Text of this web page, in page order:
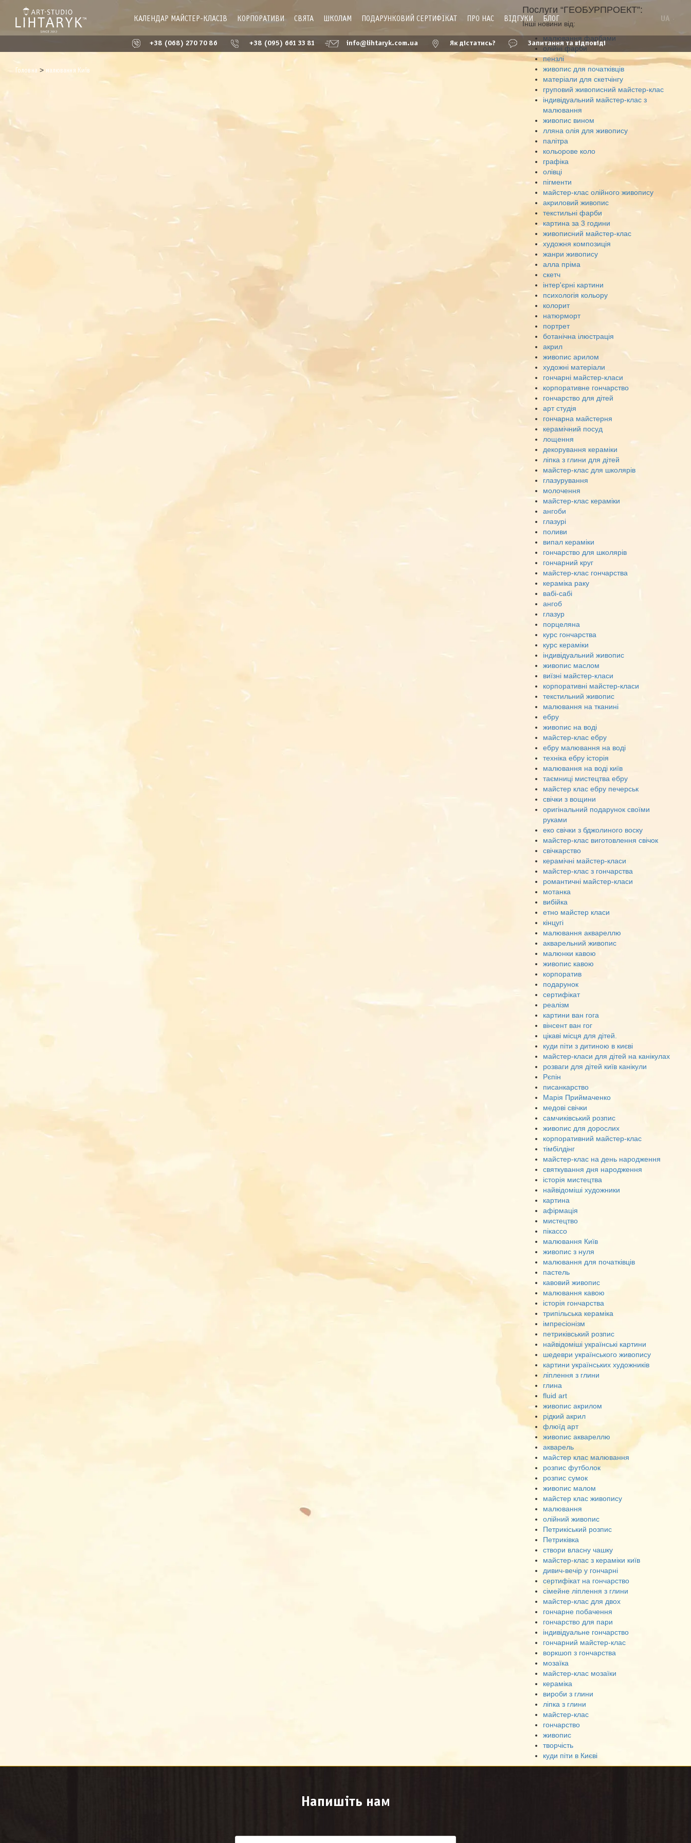
КАЛЕНДАР МАЙСТЕР-КЛАСІВ КОРПОРАТИВИ СВЯТА ШКОЛАМ ПОДАРУНКОВИЙ СЕРТИФІКАТ ПРО НАС ВІДГУКИ БЛОГ UA
+38 (068) 270 70 86 +38 (095) 661 33 81 info@lihtaryk.com.ua Як дістатись? Запитання та відповіді
Головна > малювання Київ
Послуги “ГЕОБУРПРОЕКТ”:
Інші новини від:
малювання фарбами
олійні фарби
пензлі
живопис для початківців
матеріали для скетчінгу
груповий живописний майстер-клас
індивідуальний майстер-клас з
малювання
живопис вином
лляна олія для живопису
палітра
кольорове коло
графіка
олівці
пігменти
майстер-клас олійного живопису
акриловий живопис
текстильні фарби
картина за 3 години
живописний майстер-клас
художня композиція
жанри живопису
алла пріма
скетч
інтер'єрні картини
психологія кольору
колорит
натюрморт
портрет
ботанічна ілюстрація
акрил
живопис арилом
художні матеріали
гончарні майстер-класи
корпоративне гончарство
гончарство для дітей
арт студія
гончарна майстерня
керамічний посуд
лощення
декорування кераміки
ліпка з глини для дітей
майстер-клас для школярів
глазурування
молочення
майстер-клас кераміки
ангоби
глазурі
поливи
випал кераміки
гончарство для школярів
гончарний круг
майстер-клас гончарства
кераміка раку
вабі-сабі
ангоб
глазур
порцеляна
курс гончарства
курс кераміки
індивідуальний живопис
живопис маслом
виїзні майстер-класи
корпоративні майстер-класи
текстильний живопис
малювання на тканині
ебру
живопис на воді
майстер-клас ебру
ебру малювання на воді
техніка ебру історія
малювання на воді київ
таємниці мистецтва ебру
майстер клас ебру печерськ
свічки з вощини
оригінальний подарунок своїми
руками
еко свічки з бджолиного воску
майстер-клас виготовлення свічок
свічкарство
керамічні майстер-класи
майстер-клас з гончарства
романтичні майстер-класи
мотанка
вибійка
етно майстер класи
кінцугі
малювання аквареллю
акварельний живопис
малюнки кавою
живопис кавою
корпоратив
подарунок
сертифікат
реалізм
картини ван гога
вінсент ван гог
цікаві місця для дітей.
куди піти з дитиною в києві
майстер-класи для дітей на канікулах
розваги для дітей київ канікули
Рєпін
писанкарство
Марія Приймаченко
медові свічки
самчиківський розпис
живопис для дорослих
корпоративний майстер-клас
тімбілдінг
майстер-клас на день народження
святкування дня народження
історія мистецтва
найвідоміші художники
картина
афірмація
мистецтво
пікассо
малювання Київ
живопис з нуля
малювання для початківців
пастель
кавовий живопис
малювання кавою
історія гончарства
трипільська кераміка
імпресіонізм
петриківський розпис
найвідоміші українські картини
шедеври українського живопису
картини українських художників
ліплення з глини
глина
fluid art
живопис акрилом
рідкий акрил
флюїд арт
живопис аквареллю
акварель
майстер клас малювання
розпис футболок
розпис сумок
живопис малом
майстер клас живопису
малювання
олійний живопис
Петрикіський розпис
Петриківка
створи власну чашку
майстер-клас з кераміки київ
дивич-вечір у гончарні
сертифікат на гончарство
сімейне ліплення з глини
майстер-клас для двох
гончарне побачення
гончарство для пари
індивідуальне гончарство
гончарний майстер-клас
воркшоп з гончарства
мозаїка
майстер-клас мозаїки
кераміка
вироби з глини
ліпка з глини
майстер-клас
гончарство
живопис
творчість
куди піти в Києві
Напишіть нам